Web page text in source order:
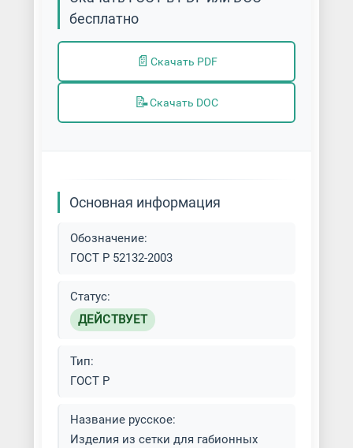
бесплатно
📄 Скачать PDF
📝Скачать DOC
Основная информация
Обозначение:
ГОСТ Р 52132-2003
Статус:
ДЕЙСТВУЕТ
Тип:
ГОСТ Р
Название русское:
Изделия из сетки для габионных